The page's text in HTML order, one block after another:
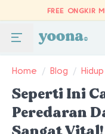
FREE ONGKIR
Home / Blog /
Seperti Ini
Peredaran